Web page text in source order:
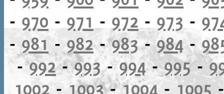
- 970 - 971 - 972 - 973 -
- 981 - 982-983-984-
-992-993-994-995-
1002 - 1003-1004 - 1005